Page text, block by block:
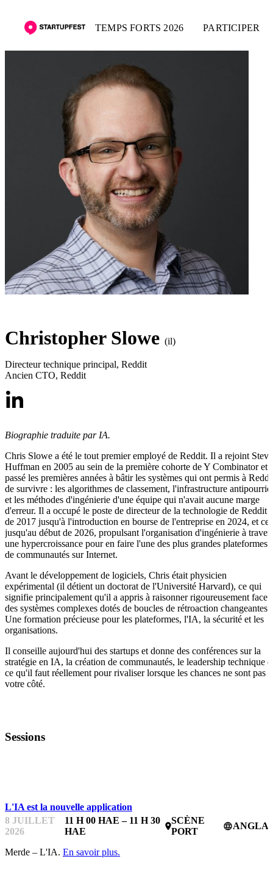
TEMPS FORTS 2026 PARTICIPER
Christopher Slowe (il)
Directeur technique principal, Reddit
Ancien CTO, Reddit
Biographie traduite par IA.
Chris Slowe a été le tout premier employé de Reddit. Il a rejoint Steve
Huffman en 2005 au sein de la première cohorte de Y Combinator et
passé les premières années à bâtir les systèmes qui ont permis à
de survivre : les algorithmes de classement, l'infrastructure antipourriel
et les méthodes d'ingénierie d'une équipe qui n'avait aucune marge
d'erreur. Il a occupé le poste de directeur de la technologie de Reddit
de 2017 jusqu'à l'introduction en bourse de l'entreprise en 2024, et ce,
jusqu'au début de 2026, propulsant l'organisation d'ingénierie à
une hypercroissance pour en faire l'une des plus grandes plateformes
de communautés sur Internet.
Avant le développement de logiciels, Chris était physicien
expérimental (il détient un doctorat de l'Université Harvard), ce qui
signifie principalement qu'il a appris à raisonner rigoureusement face
des systèmes complexes dotés de boucles de rétroaction changeantes.
Une formation précieuse pour les plateformes, l'IA, la sécurité et les
organisations.
Il conseille aujourd'hui des startups et donne des conférences sur la
stratégie en IA, la création de communautés, le leadership technique
ce qu'il faut réellement pour rivaliser lorsque les chances ne sont pas
votre côté.
Sessions
L'IA est la nouvelle application
8 JUILLET
2026
11 H 00 HAE – 11 H 30
HAE
place
SCÈNE
PORT
language
Merde – L'IA. En savoir plus.